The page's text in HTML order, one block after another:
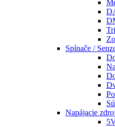
Spínače /
Napájacie